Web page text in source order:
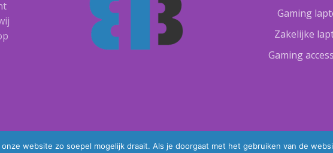
Gaming
Zakelijke
Gaming
website zo soepel mogelijk draait. Als je doorgaat met het gebruiken van de